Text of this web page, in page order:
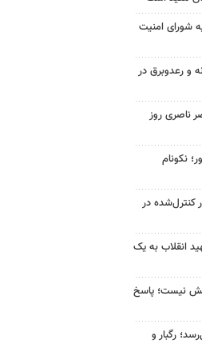
شورای امنیت
و رعدوبرق در
ناصری روز
نکونام
کنترل‌شده در
انقلاب به یک
نیست؛ پاسخ
رگبار و